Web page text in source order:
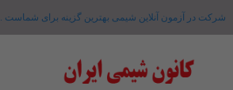
شرکت در آزمون آنلاین شیمی بهترین گزینه برای شماست .